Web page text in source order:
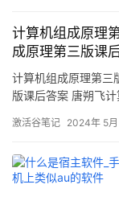
计算机组成原理
成原理第三版课
计算机组成原理第三
版课后答案 唐朔飞
第二章-课后习题_计
后习题_蓝净云的博
激活谷笔记 2024年 5月